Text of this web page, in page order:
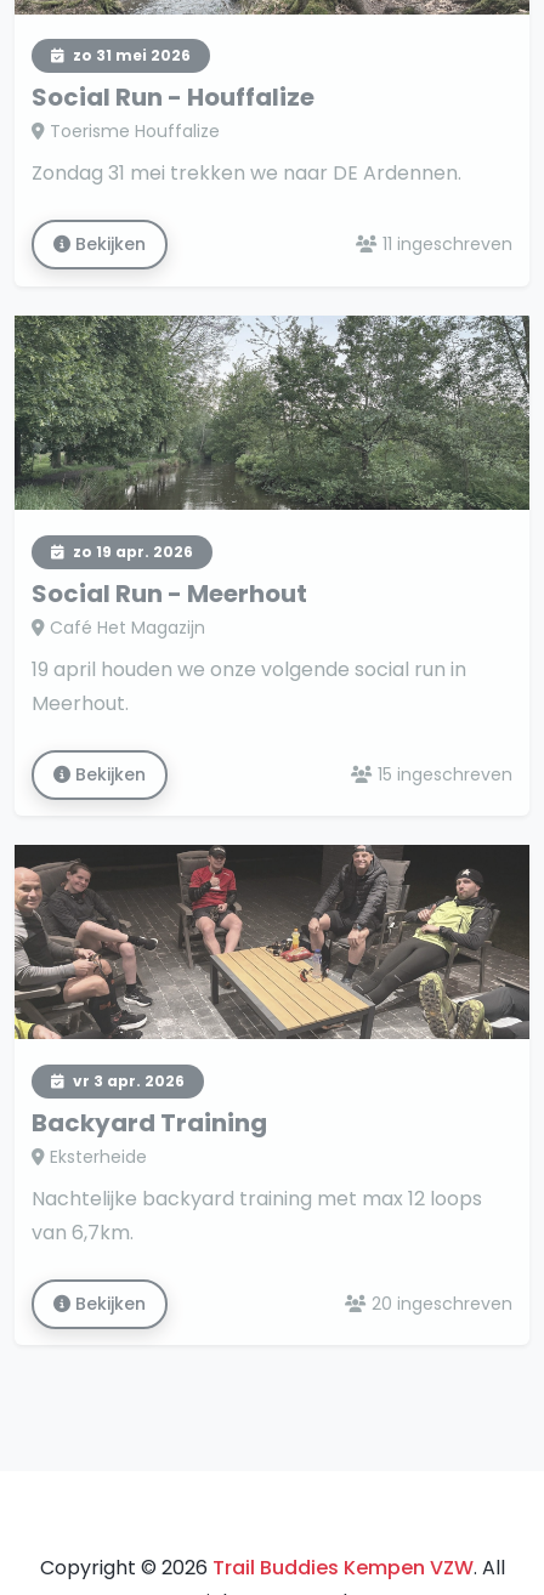
zo 31 mei 2026
Social Run - Houffalize
Toerisme Houffalize
Zondag 31 mei trekken we naar DE Ardennen.
Bekijken 11 ingeschreven
zo 19 apr. 2026
Social Run - Meerhout
Café Het Magazijn
19 april houden we onze volgende social run in
Meerhout.
Bekijken 15 ingeschreven
vr 3 apr. 2026
Backyard Training
Eksterheide
Nachtelijke backyard training met max 12 loops
van 6,7km.
Bekijken 20 ingeschreven
Copyright © 2026 Trail Buddies Kempen VZW. All